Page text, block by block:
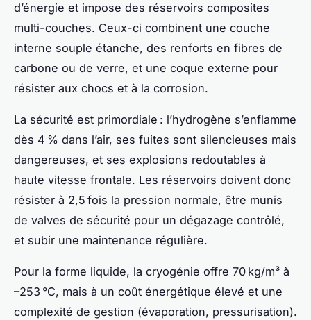
d’énergie et impose des réservoirs composites
multi-couches. Ceux-ci combinent une couche
interne souple étanche, des renforts en fibres de
carbone ou de verre, et une coque externe pour
résister aux chocs et à la corrosion.
La sécurité est primordiale : l’hydrogène s’enflamme
dès 4 % dans l’air, ses fuites sont silencieuses mais
dangereuses, et ses explosions redoutables à
haute vitesse frontale. Les réservoirs doivent donc
résister à 2,5 fois la pression normale, être munis
de valves de sécurité pour un dégazage contrôlé,
et subir une maintenance régulière.
Pour la forme liquide, la cryogénie offre 70 kg/m³ à
–253 °C, mais à un coût énergétique élevé et une
complexité de gestion (évaporation, pressurisation).